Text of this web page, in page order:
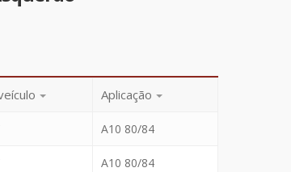
Aplicação
A10 80/84
A10 80/84